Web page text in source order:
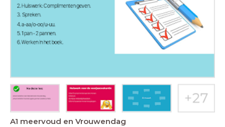
A1 meervoud en Vrouwendag